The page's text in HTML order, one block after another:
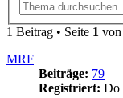
1 Beitrag • Seite 1 von
MRF
Beiträge: 79
Registriert: Do